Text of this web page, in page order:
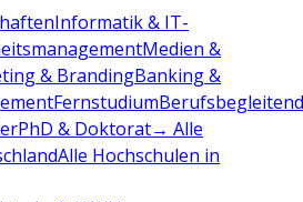
Informatik & IT-
Medien &
& BrandingBanking &
FernstudiumBerufsbegleitend
PhD & Doktorat→ Alle
Alle Hochschulen in